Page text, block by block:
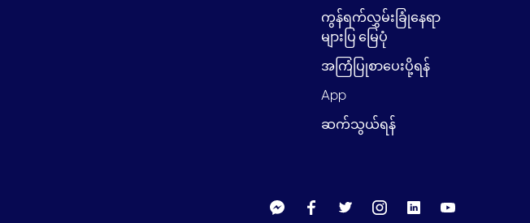
ကွန်ရက်လွှမ်းခြုံနေရာ
များပြ မြေပုံ
အကြံပြုစာပေးပို့ရန်
App
ဆက်သွယ်ရန်